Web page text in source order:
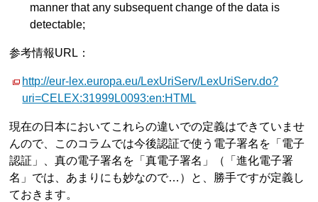
manner that any subsequent change of the data is
detectable;
参考情報URL：
http://eur-lex.europa.eu/LexUriServ/LexUriServ.do?
uri=CELEX:31999L0093:en:HTML
現在の日本においてこれらの違いでの定義はできていませ
んので、このコラムでは今後認証で使う電子署名を「電子
認証」、真の電子署名を「真電子署名」（「進化電子署
名」では、あまりにも妙なので…）と、勝手ですが定義し
ておきます。